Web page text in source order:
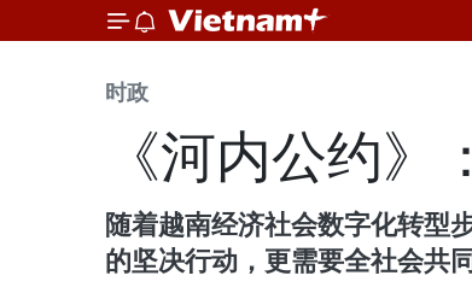
时政
《河内公约
随着越南经济社会数字化转型
的坚决行动，更需要全社会共同